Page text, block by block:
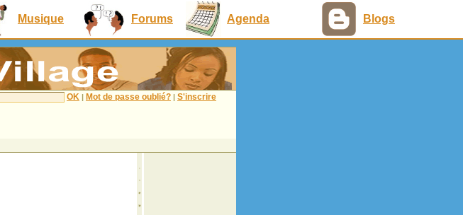
Musique Forums Agenda Blogs
OK | Mot de passe oublié? | S'inscrire